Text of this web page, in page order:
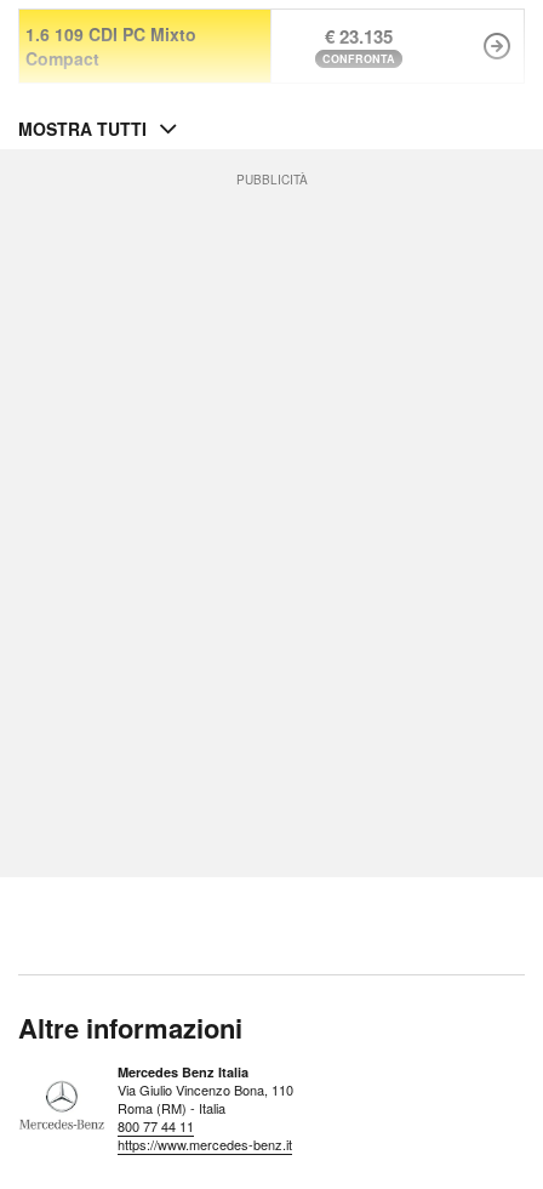
1.6 109 CDI PC Mixto
Compact
€ 23.135
CONFRONTA
MOSTRA TUTTI
PUBBLICITÀ
Altre informazioni
Mercedes Benz Italia
Via Giulio Vincenzo Bona, 110
Roma (RM) - Italia
800 77 44 11
https://www.mercedes-benz.it